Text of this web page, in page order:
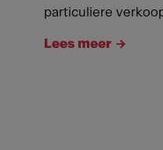
particuliere
Lees meer